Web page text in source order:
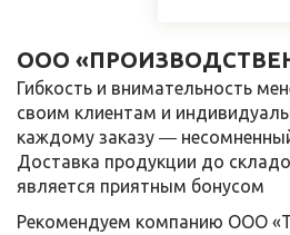
ООО
Гибкость и внимательность
своим клиентам и
каждому заказу ―
Доставка продукции до
является приятным бонусом
Рекомендуем компанию ООО